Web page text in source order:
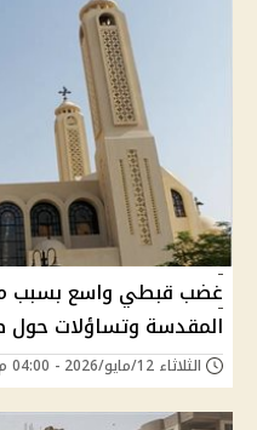
غضب قبطي واسع بسبب
المقدسة وتساؤلات حول
الثلاثاء 12/مايو/2026 - 04:00 م